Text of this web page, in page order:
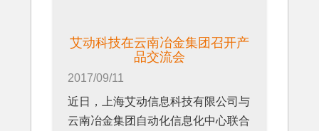
艾动科技在云南冶金集团召开产
品交流会
2017/09/11
近日，上海艾动信息科技有限公司与
云南冶金集团自动化信息化中心联合